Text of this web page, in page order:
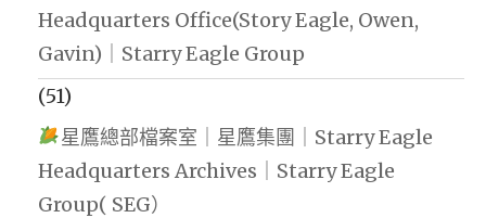
Headquarters Office(Story Eagle, Owen,
Gavin)｜Starry Eagle Group
(51)
星鷹總部檔案室｜星鷹集團｜Starry Eagle
Headquarters Archives｜Starry Eagle
Group( SEG）